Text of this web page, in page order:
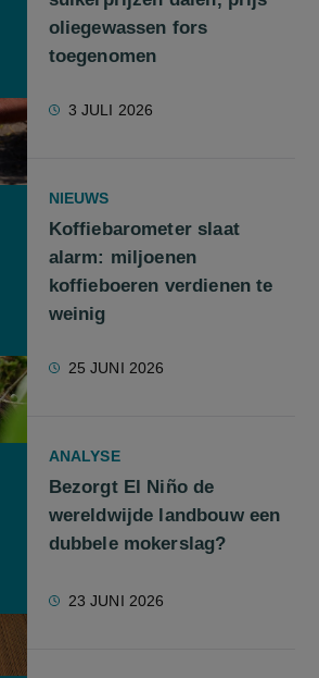
oliegewassen fors
toegenomen
3 JULI 2026
NIEUWS
Koffiebarometer slaat
alarm: miljoenen
koffieboeren verdienen te
weinig
25 JUNI 2026
ANALYSE
Bezorgt El Niño de
wereldwijde landbouw een
dubbele mokerslag?
23 JUNI 2026